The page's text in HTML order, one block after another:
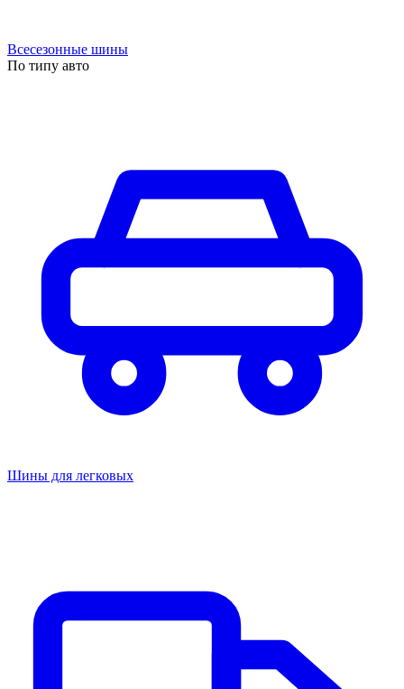
Всесезонные шины
По типу авто
Шины для легковых